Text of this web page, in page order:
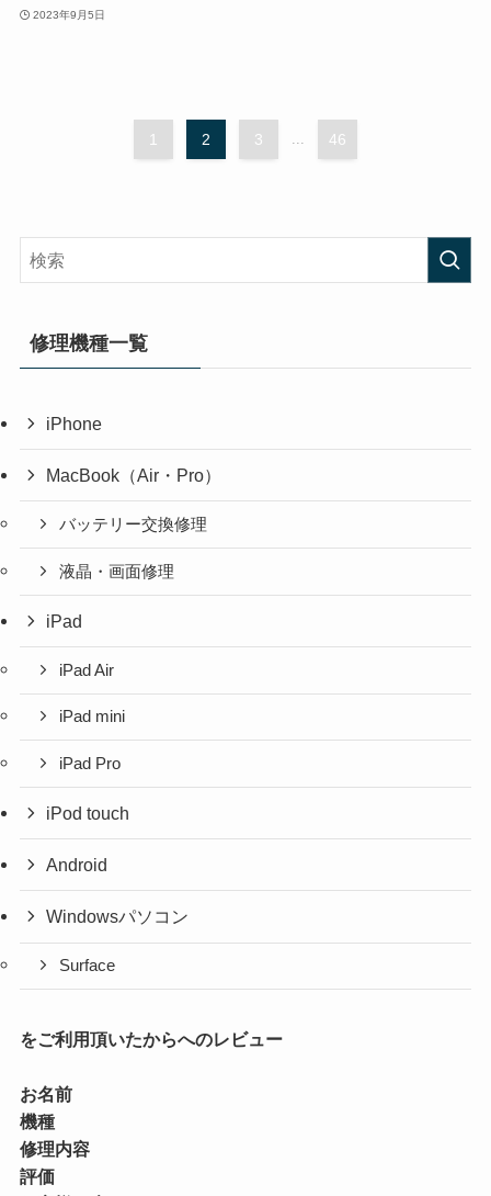
2023年9月5日
1 2 3 ... 46
修理機種一覧
iPhone
MacBook（Air・Pro）
バッテリー交換修理
液晶・画面修理
iPad
iPad Air
iPad mini
iPad Pro
iPod touch
Android
Windowsパソコン
Surface
をご利用頂いたからへのレビュー
お名前
機種
修理内容
評価